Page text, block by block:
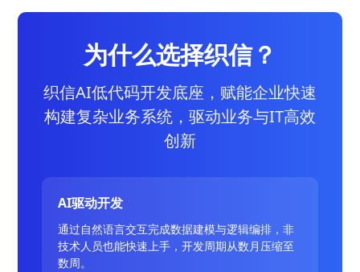
为什么选择织信？
织信AI低代码开发底座，赋能企业快速
构建复杂业务系统，驱动业务与IT高效
创新
AI驱动开发
通过自然语言交互完成数据建模与逻辑编排，非
技术人员也能快速上手，开发周期从数月压缩至
数周。